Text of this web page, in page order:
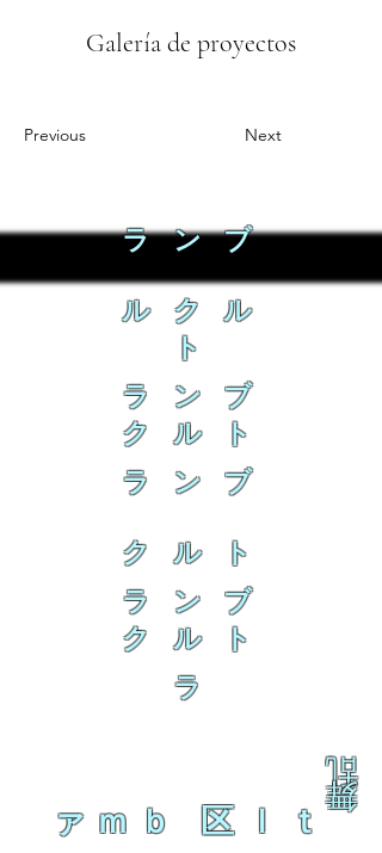
Galería de proyectos
Previous Next
ラ ン ブ
ル ク ル
ト
ラ ン ブ
ク ル ト
ラ ン ブ
ク ル ト
ラ ン ブ
ク ル ト
ラ
乱
舞
ァｍｂ 区ｌｔ